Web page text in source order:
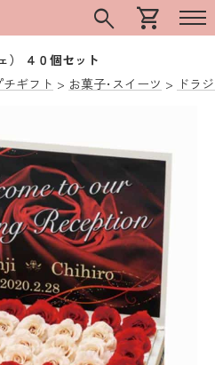
search shopping_cart
） ４０個セット
チギフト お菓子･スイーツ ドラ